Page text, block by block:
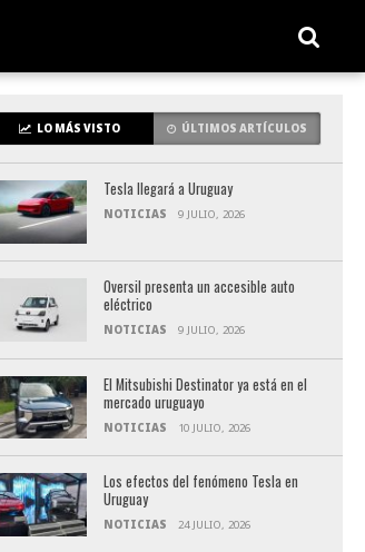
LO MÁS VISTO ÚLTIMOS ARTÍCULOS
Tesla llegará a Uruguay
NOTICIAS 9 JULIO, 2026
Oversil presenta un accesible auto
eléctrico
NOTICIAS 9 JULIO, 2026
El Mitsubishi Destinator ya está en el
mercado uruguayo
NOTICIAS 10 JULIO, 2026
Los efectos del fenómeno Tesla en
Uruguay
NOTICIAS 24 JULIO, 2026